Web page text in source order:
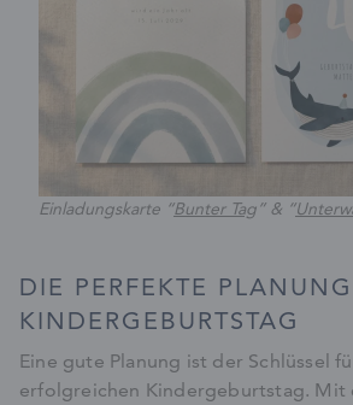
Einladungskarte “Bunter Tag” & “
DIE PERFEKTE
KINDERGEBURTSTAG
Eine gute Planung ist der Schlüssel
erfolgreichen Kindergeburtstag. Mit